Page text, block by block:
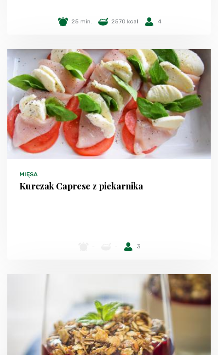
25 min. 2570 kcal 4
MIĘSA
Kurczak Caprese z piekarnika
3